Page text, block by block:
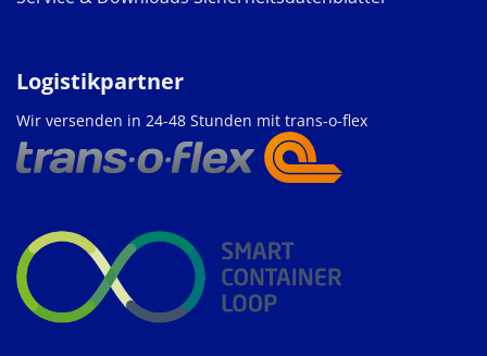
Logistikpartner
Wir versenden in 24-48 Stunden mit trans-o-flex